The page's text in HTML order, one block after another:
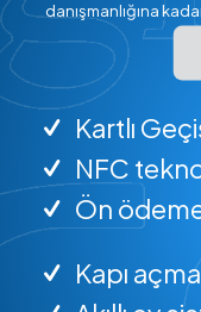
danışmanlığına
Kartlı
NFC
Ön
Kapı